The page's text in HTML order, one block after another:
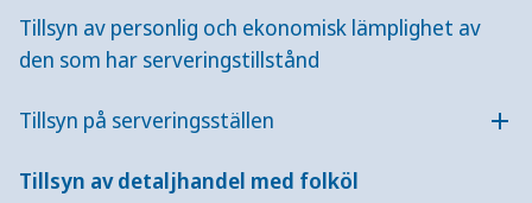
Tillsyn av personlig och ekonomisk lämplighet av
den som har serveringstillstånd
Tillsyn på serveringsställen
Tillsyn av detaljhandel med folköl
vad du kan fråga och titta på när du gör ett
tillsynsbesök.
Checklista
på checklista som du kan använda vid